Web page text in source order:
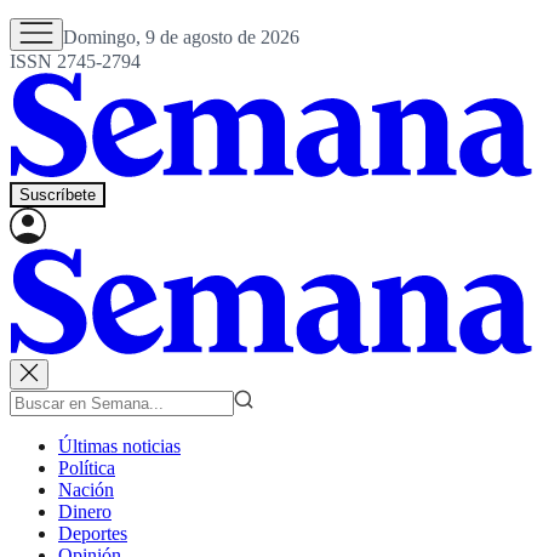
Domingo, 9 de agosto de 2026
ISSN 2745-2794
Suscríbete
Últimas noticias
Política
Nación
Dinero
Deportes